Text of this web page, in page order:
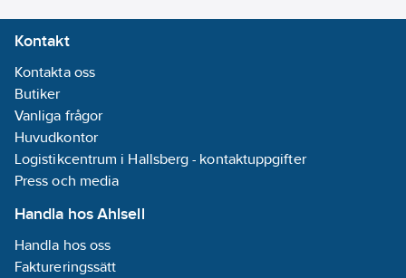
Kontakt
Kontakta oss
Butiker
Vanliga frågor
Huvudkontor
Logistikcentrum i Hallsberg - kontaktuppgifter
Press och media
Handla hos Ahlsell
Handla hos oss
Faktureringssätt